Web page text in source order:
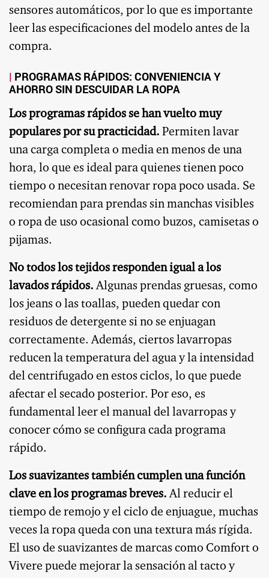
sensores automáticos, por lo que es importante
leer las especificaciones del modelo antes de la
compra.
PROGRAMAS RÁPIDOS: CONVENIENCIA Y
AHORRO SIN DESCUIDAR LA ROPA
Los programas rápidos se han vuelto muy
populares por su practicidad. Permiten lavar
una carga completa o media en menos de una
hora, lo que es ideal para quienes tienen poco
tiempo o necesitan renovar ropa poco usada. Se
recomiendan para prendas sin manchas visibles
o ropa de uso ocasional como buzos, camisetas o
pijamas.
No todos los tejidos responden igual a los
lavados rápidos. Algunas prendas gruesas, como
los jeans o las toallas, pueden quedar con
residuos de detergente si no se enjuagan
correctamente. Además, ciertos lavarropas
reducen la temperatura del agua y la intensidad
del centrifugado en estos ciclos, lo que puede
afectar el secado posterior. Por eso, es
fundamental leer el manual del lavarropas y
conocer cómo se configura cada programa
rápido.
Los suavizantes también cumplen una función
clave en los programas breves. Al reducir el
tiempo de remojo y el ciclo de enjuague, muchas
veces la ropa queda con una textura más rígida.
El uso de suavizantes de marcas como Comfort o
Vivere puede mejorar la sensación al tacto y